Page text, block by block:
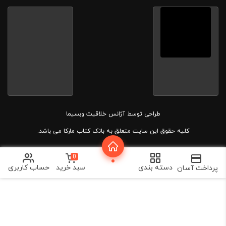
طراحی توسطآژانس خلاقیت وبسیما
کلیه حقوق این سایت متعلق به بانک کتاب مارکا می باشد.
پرداخت آسان دسته بندی
0
سبد خرید حساب کاربری